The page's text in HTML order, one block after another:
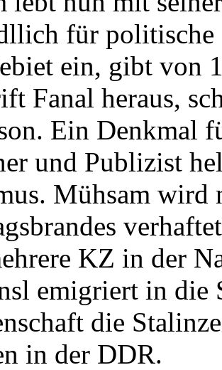
für politische
ein, gibt von
Fanal heraus,
Ein Denkmal
und Publizist
Mühsam wird
KZ in der
emigriert in
die
in der DDR.